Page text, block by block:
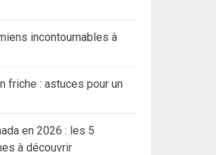
incontournables à
friche : astuces pour un
en 2026 : les 5
à découvrir